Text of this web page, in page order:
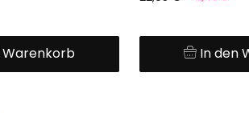
Warenkorb In den